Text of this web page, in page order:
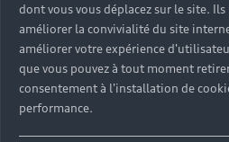
Trouvez votre Audi d’occasion
ville
dont vous vous déplacez sur le site.
améliorer la convivialité du site
améliorer votre expérience
que vous pouvez à tout moment
consentement à l'installation de
performance.